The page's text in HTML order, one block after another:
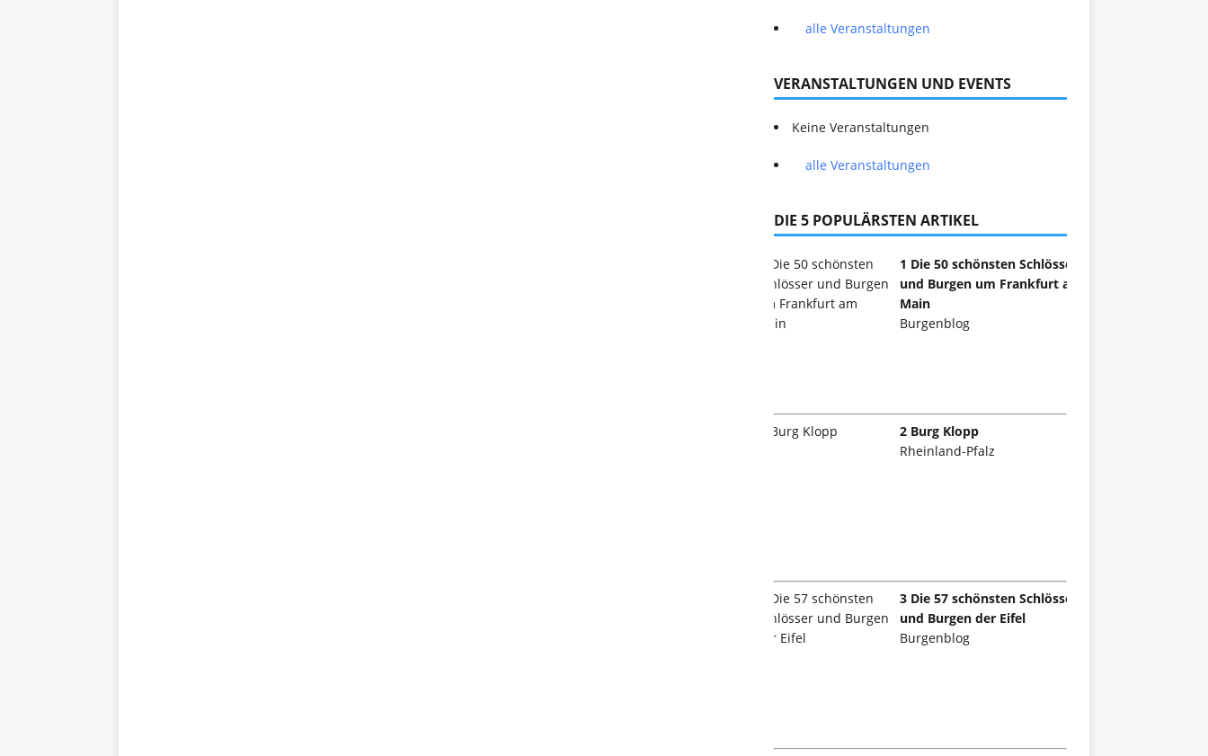
alle Veranstaltungen
VERANSTALTUNGEN UND EVENTS
Keine Veranstaltungen
alle Veranstaltungen
DIE 5 POPULÄRSTEN ARTIKEL
1 Die 50 schönsten Schlösser
und Burgen um Frankfurt am
Main
Burgenblog
2 Burg Klopp
Rheinland-Pfalz
3 Die 57 schönsten Schlösser
und Burgen der Eifel
Burgenblog